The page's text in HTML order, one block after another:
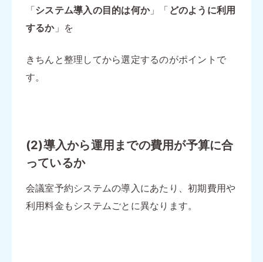
「システム導入の目的は何か」「 どのように利用
するか」を
きちんと整理してから選定するのがポイントで
す。
(2)導入から運用までの費用が予算に合
っているか
会議室予約システムの導入にあたり、初期費用や
利用料金もシステムごとに異なります。